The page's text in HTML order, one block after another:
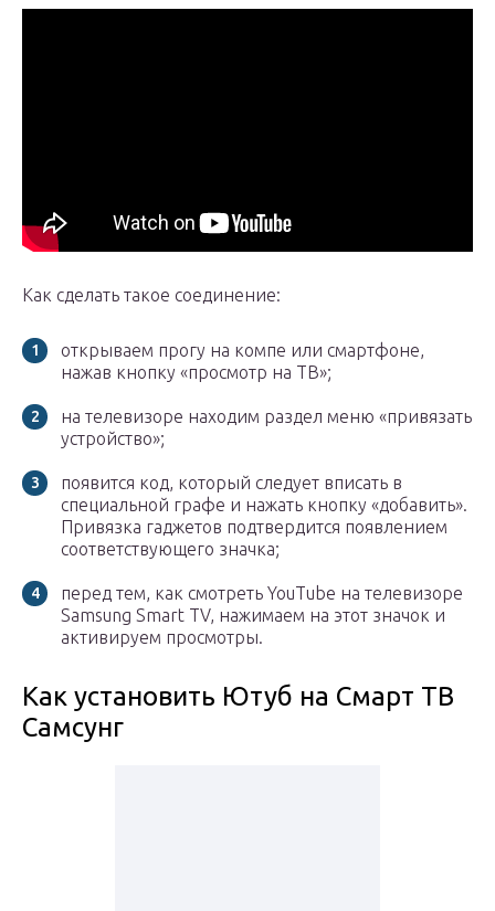
Как сделать такое соединение:
открываем прогу на компе или смартфоне,
нажав кнопку «просмотр на ТВ»;
на телевизоре находим раздел меню «привязать
устройство»;
появится код, который следует вписать в
специальной графе и нажать кнопку «добавить».
Привязка гаджетов подтвердится появлением
соответствующего значка;
перед тем, как смотреть YouTube на телевизоре
Samsung Smart TV, нажимаем на этот значок и
активируем просмотры.
Как установить Ютуб на Смарт ТВ
Самсунг